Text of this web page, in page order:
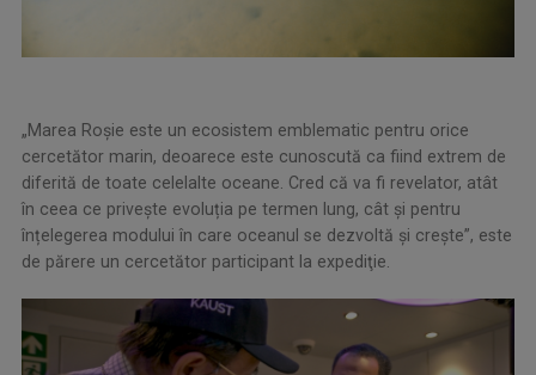
„Marea Roșie este un ecosistem emblematic pentru orice
cercetător marin, deoarece este cunoscută ca fiind extrem de
diferită de toate celelalte oceane. Cred că va fi revelator, atât
în ​​ceea ce privește evoluția pe termen lung, cât și pentru
înțelegerea modului în care oceanul se dezvoltă și crește”, este
de părere un cercetător participant la expediţie.